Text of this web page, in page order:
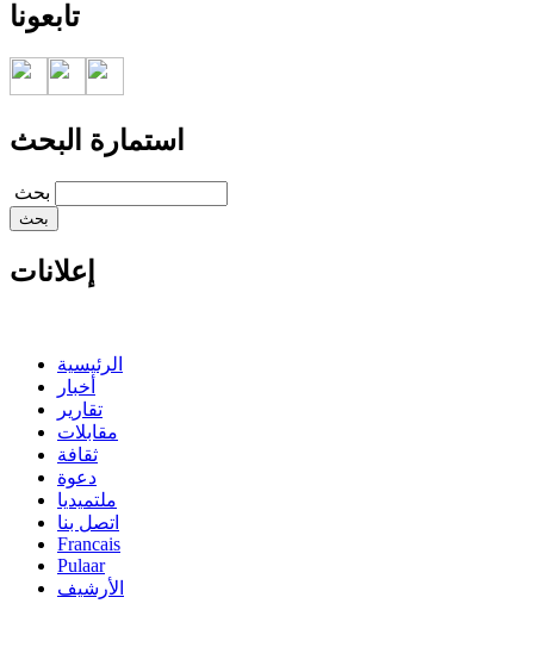
تابعونا
استمارة البحث
‏بحث ‏
إعلانات
الرئيسية
أخبار
تقارير
مقابلات
ثقافة
دعوة
ملتميديا
اتصل بنا
Francais
Pulaar
الأرشيف